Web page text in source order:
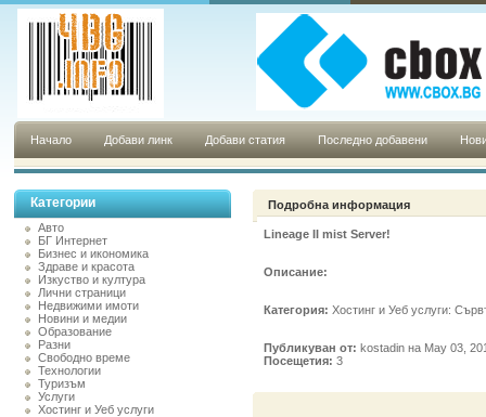
Начало Добави линк Добави статия Последно добавени
Категории
Авто
БГ Интернет
Бизнес и икономика
Здраве и красота
Изкуство и култура
Лични страници
Недвижими имоти
Новини и медии
Образование
Разни
Свободно време
Технологии
Туризъм
Услуги
Хостинг и Уеб услуги
Подробна информация
Lineage II mist Server!
Описание:
Категория: Хостинг и Уеб услуги:
Публикуван от: kostadin на May 03,
Посещетия: 3